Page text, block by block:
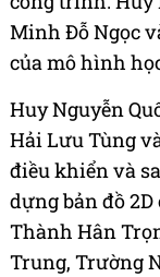
Minh Đỗ Ngọc
của mô hình
Huy Nguyễn
Hải Lưu Tùng
điều khiển và
dựng bản đồ
Thành Hân
Trung, Trường